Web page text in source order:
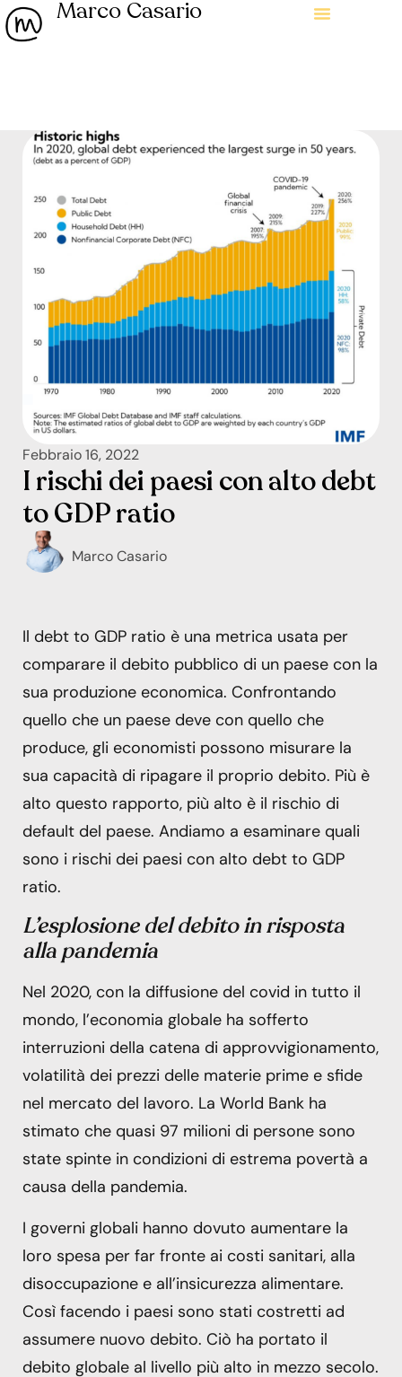
Marco Casario
Febbraio 16, 2022
I rischi dei paesi con alto debt
to GDP ratio
Marco Casario
Il debt to GDP ratio è una metrica usata per
comparare il debito pubblico di un paese con la
sua produzione economica. Confrontando
quello che un paese deve con quello che
produce, gli economisti possono misurare la
sua capacità di ripagare il proprio debito. Più è
alto questo rapporto, più alto è il rischio di
default del paese. Andiamo a esaminare quali
sono i rischi dei paesi con alto debt to GDP
ratio.
L’esplosione del debito in risposta
alla pandemia
Nel 2020, con la diffusione del covid in tutto il
mondo, l’economia globale ha sofferto
interruzioni della catena di approvvigionamento,
volatilità dei prezzi delle materie prime e sfide
nel mercato del lavoro. La World Bank ha
stimato che quasi 97 milioni di persone sono
state spinte in condizioni di estrema povertà a
causa della pandemia.
I governi globali hanno dovuto aumentare la
loro spesa per far fronte ai costi sanitari, alla
disoccupazione e all’insicurezza alimentare.
Così facendo i paesi sono stati costretti ad
assumere nuovo debito. Ciò ha portato il
debito globale al livello più alto in mezzo secolo.